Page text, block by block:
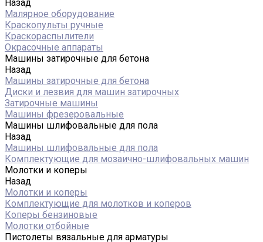
Назад
Малярное оборудование
Краскопульты ручные
Краскораспылители
Окрасочные аппараты
Машины затирочные для бетона
Назад
Машины затирочные для бетона
Диски и лезвия для машин затирочных
Затирочные машины
Машины фрезеровальные
Машины шлифовальные для пола
Назад
Машины шлифовальные для пола
Комплектующие для мозаично-шлифовальных машин
Молотки и коперы
Назад
Молотки и коперы
Комплектующие для молотков и коперов
Коперы бензиновые
Молотки отбойные
Пистолеты вязальные для арматуры